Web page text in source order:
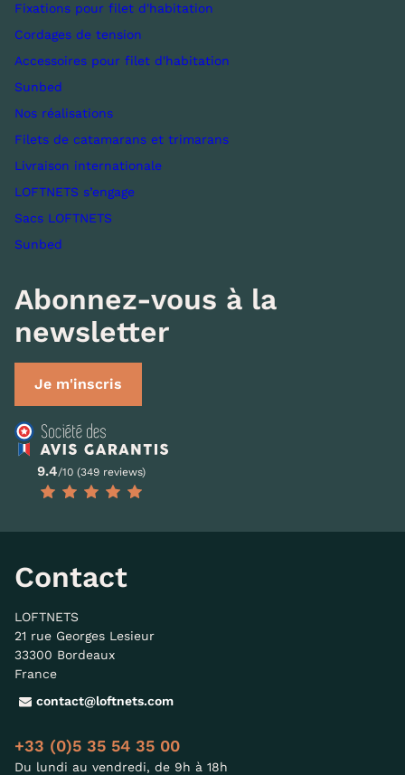
Fixations pour filet d'habitation
Cordages de tension
Accessoires pour filet d'habitation
Sunbed
Nos réalisations
Filets de catamarans et trimarans
Livraison internationale
LOFTNETS s’engage
Sacs LOFTNETS
Sunbed
Abonnez-vous à la
newsletter
Je m'inscris
9.4/10 (349 reviews)
Contact
LOFTNETS
21 rue Georges Lesieur
33300 Bordeaux
France
contact@loftnets.com
+33 (0)5 35 54 35 00
Du lundi au vendredi, de 9h à 18h